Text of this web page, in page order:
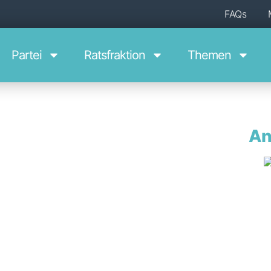
FAQs
Par­tei Ratsfraktion The­men